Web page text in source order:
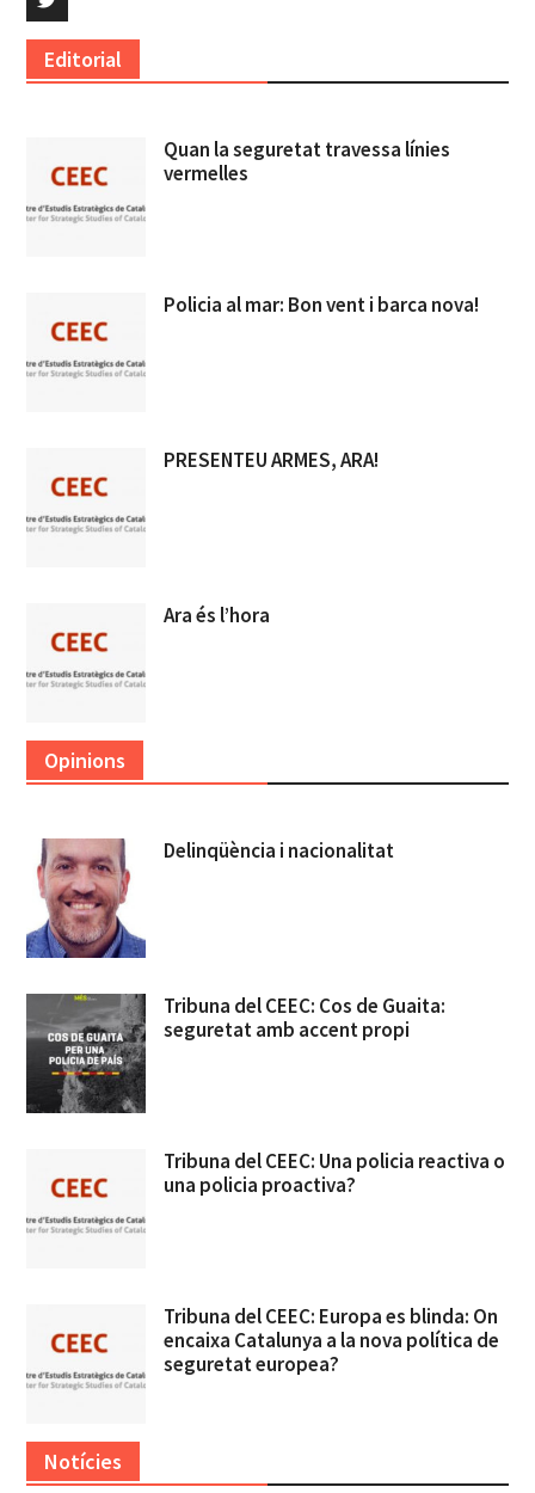
Editorial
Quan la seguretat travessa línies
vermelles
Policia al mar: Bon vent i barca nova!
PRESENTEU ARMES, ARA!
Ara és l’hora
Opinions
Delinqüència i nacionalitat
Tribuna del CEEC: Cos de Guaita:
seguretat amb accent propi
Tribuna del CEEC: Una policia reactiva o
una policia proactiva?
Tribuna del CEEC: Europa es blinda: On
encaixa Catalunya a la nova política de
seguretat europea?
Notícies